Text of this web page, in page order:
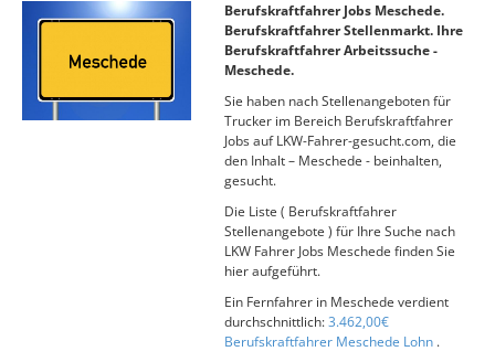
Berufskraftfahrer Jobs Meschede.
Berufskraftfahrer Stellenmarkt. Ihre
Berufskraftfahrer Arbeitssuche -
Meschede.
Sie haben nach Stellenangeboten für
Trucker im Bereich Berufskraftfahrer
Jobs auf LKW-Fahrer-gesucht.com, die
den Inhalt – Meschede - beinhalten,
gesucht.
Die Liste ( Berufskraftfahrer
Stellenangebote ) für Ihre Suche nach
LKW Fahrer Jobs Meschede finden Sie
hier aufgeführt.
Ein Fernfahrer in Meschede verdient
durchschnittlich:3.462,00€
Berufskraftfahrer Meschede Lohn .